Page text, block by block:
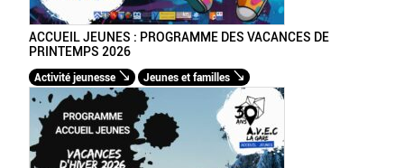
ACCUEIL JEUNES : PROGRAMME DES VACANCES DE
PRINTEMPS 2026
Activité jeunesse Jeunes et familles